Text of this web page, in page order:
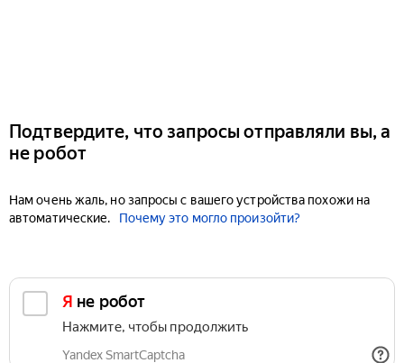
Подтвердите, что запросы отправляли вы, а
не робот
Нам очень жаль, но запросы с вашего устройства похожи на
автоматические.
Почему это могло произойти?
Я не робот
Нажмите, чтобы продолжить
Yandex SmartCaptcha